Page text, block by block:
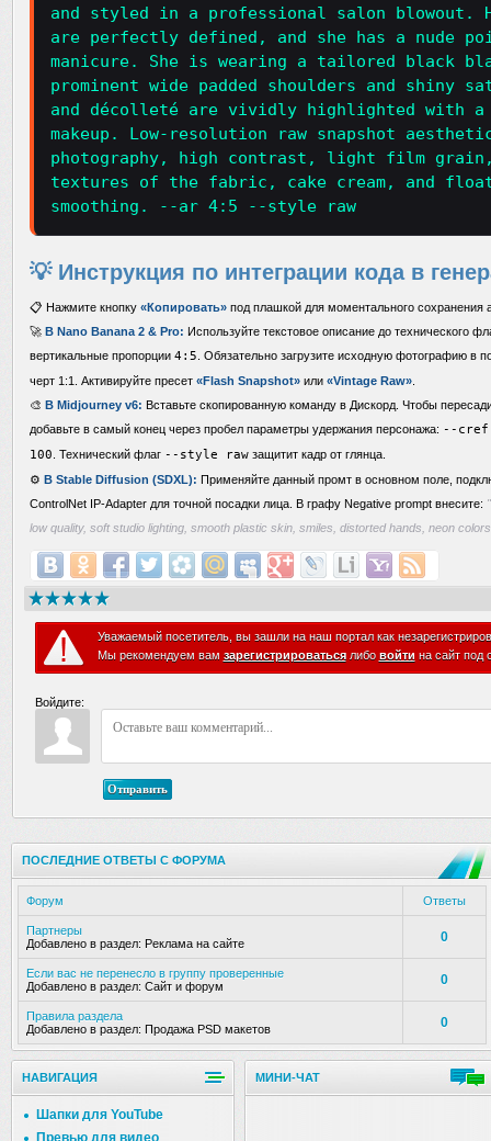
and styled in a professional salon blowout.
are perfectly defined, and she has a nude
manicure. She is wearing a tailored black
prominent wide padded shoulders and shiny
and décolleté are vividly highlighted with
makeup. Low-resolution raw snapshot
photography, high contrast, light film
textures of the fabric, cake cream, and
smoothing. --ar 4:5 --style raw
💡 Инструкция по интеграции кода в
📋 Нажмите кнопку «Копировать» под плашкой для моментального сохранения
🚀 В Nano Banana 2 & Pro: Используйте текстовое описание до технического
вертикальные пропорции 4:5 . Обязательно загрузите исходную фотографию в
черт 1:1. Активируйте пресет «Flash Snapshot» или «Vintage Raw»
🎨 В Midjourney v6: Вставьте скопированную команду в Дискорд. Чтобы
добавьте в самый конец через пробел параметры удержания персонажа: --cref
100 . Технический флаг --style raw защитит кадр от глянца.
⚙️ В Stable Diffusion (SDXL): Применяйте данный промт в основном поле,
ControlNet IP-Adapter для точной посадки лица. В графу Negative prompt внесите:
low quality, soft studio lighting, smooth plastic skin, smiles, distorted hands, neon
Уважаемый посетитель, вы зашли на наш портал как
Мы рекомендуем вам зарегистрироватьсялибо войти на сайт под
Войдите:
Отправить
ПОСЛЕДНИЕ ОТВЕТЫ С ФОРУМА
Форум Ответы
Партнеры
Добавлено в раздел: Реклама на сайте 0
Если вас не перенесло в группу проверенные
Добавлено в раздел: Сайт и форум 0
Правила раздела
Добавлено в раздел: Продажа PSD макетов 0
НАВИГАЦИЯ
Шапки для YouTube
Превью для видео
МИНИ-ЧАТ